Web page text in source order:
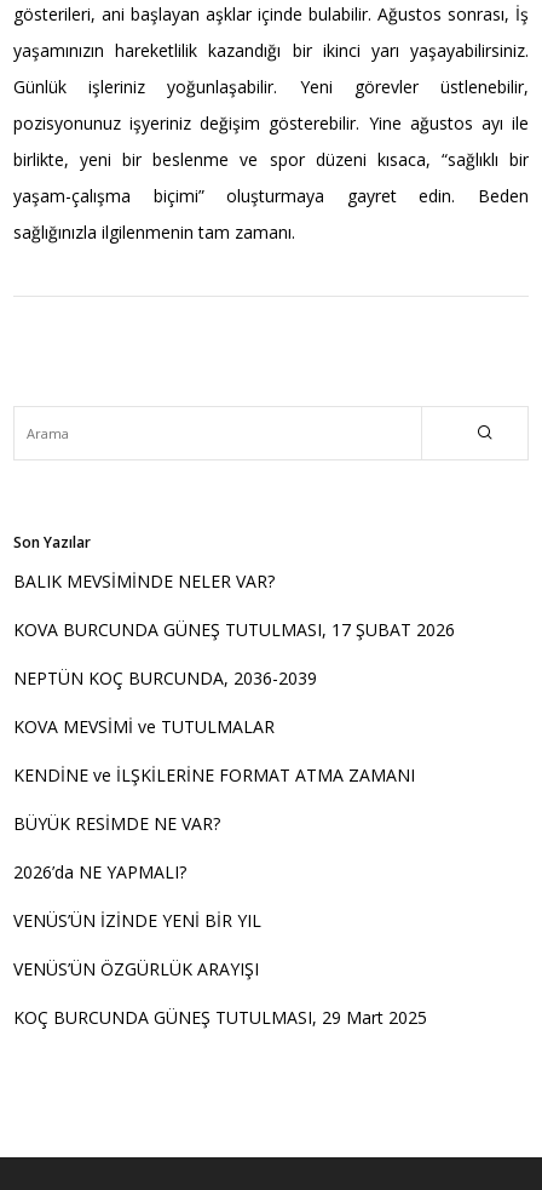
gösterileri, ani başlayan aşklar içinde bulabilir. Ağustos sonrası, İş
yaşamınızın hareketlilik kazandığı bir ikinci yarı yaşayabilirsiniz.
Günlük işleriniz yoğunlaşabilir. Yeni görevler üstlenebilir,
pozisyonunuz işyeriniz değişim gösterebilir. Yine ağustos ayı ile
birlikte, yeni bir beslenme ve spor düzeni kısaca, “sağlıklı bir
yaşam-çalışma biçimi” oluşturmaya gayret edin. Beden
sağlığınızla ilgilenmenin tam zamanı.
Son Yazılar
BALIK MEVSİMİNDE NELER VAR?
KOVA BURCUNDA GÜNEŞ TUTULMASI, 17 ŞUBAT 2026
NEPTÜN KOÇ BURCUNDA, 2036-2039
KOVA MEVSİMİ ve TUTULMALAR
KENDİNE ve İLŞKİLERİNE FORMAT ATMA ZAMANI
BÜYÜK RESİMDE NE VAR?
2026’da NE YAPMALI?
VENÜS’ÜN İZİNDE YENİ BİR YIL
VENÜS’ÜN ÖZGÜRLÜK ARAYIŞI
KOÇ BURCUNDA GÜNEŞ TUTULMASI, 29 Mart 2025